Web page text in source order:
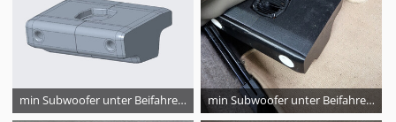
min Subwoofer unter Beifahrersitz min Subwoofer unter Beifahrersitz